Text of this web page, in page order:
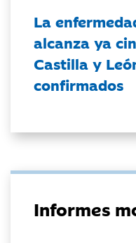
La
alcanza ya
Castilla y
confirmados
Informes